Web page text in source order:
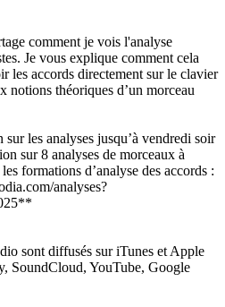
comment je vois l'analyse
Je vous explique comment cela
les accords directement sur le clavier
notions théoriques d’un morceau
les analyses jusqu’à vendredi soir
sur 8 analyses de morceaux à
formations d’analyse des accords :
analyses?
sont diffusés sur iTunes et Apple
SoundCloud, YouTube, Google